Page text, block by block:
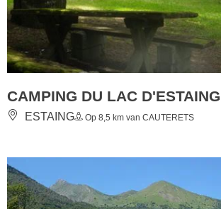
CAMPING DU LAC D'ESTAING
ESTAING Op 8,5 km van CAUTERETS